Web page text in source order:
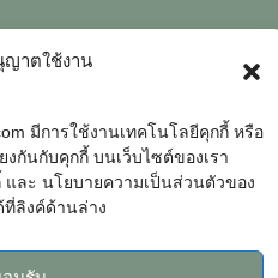
ญาตใช้งาน
มีการใช้งานเทคโนโลยีคุกกี้ หรือ
กันกับคุกกี้ บนเว็บไซต์ของเรา
ละ นโยบายความเป็นส่วนตัวของ
ที่ลิงค์ด้านล่าง
ณ์ของคุณทั่วทั้งเว็บไซต์นี้ และ